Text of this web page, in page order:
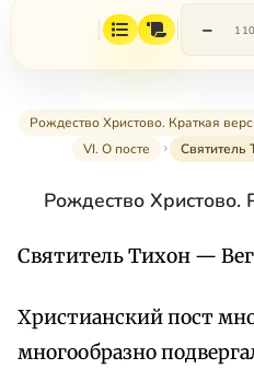
−
Рождество Христово. Краткая
VI. О посте
Святитель
Рождество Христово.
Святитель Тихон —
Христианский пост
многообразно